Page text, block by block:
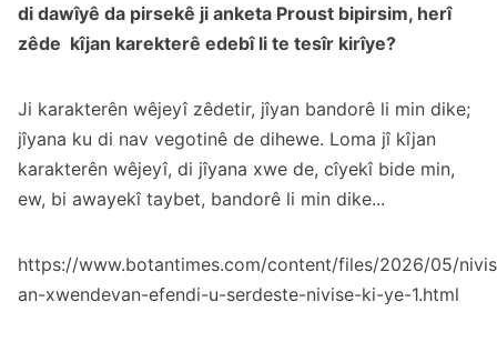
di dawîyê da pirsekê ji anketa Proust bipirsim, herî
zêde kîjan karekterê edebî li te tesîr kirîye?
Ji karakterên wêjeyî zêdetir, jîyan bandorê li min dike;
jîyana ku di nav vegotinê de dihewe. Loma jî kîjan
karakterên wêjeyî, di jîyana xwe de, cîyekî bide min,
ew, bi awayekî taybet, bandorê li min dike...
https://www.botantimes.com/content/files/2026/05/
an-xwendevan-efendi-u-serdeste-nivise-ki-ye-1.html